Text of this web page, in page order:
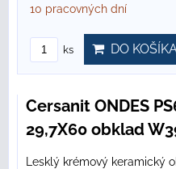
10 pracovných dní
ks DO
Cersanit ONDES
29,7X60 obklad
Lesklý krémový keramický